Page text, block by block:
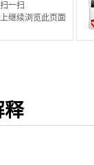
一扫
继续浏览此页面
释